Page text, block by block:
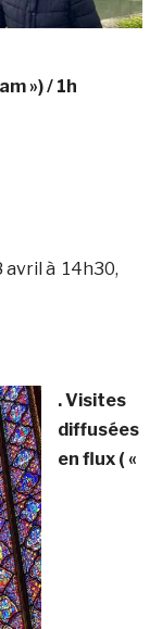
») / 1h
avril à 14h30,
. Visites
diffusées
en flux ( «